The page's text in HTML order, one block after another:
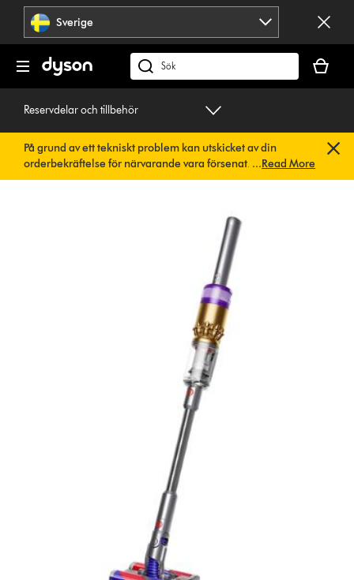
Hoppa
navigering
Sverige
Sök
på
dyson.se
är
tom
Reservdelar och tillbehör
På grund av ett tekniskt problem kan utskicket av din
orderbekräftelse för närvarande vara försenat. Vi arbetar
redan på en snabb lösning.Du behöver inte göra någonting.
...Read More